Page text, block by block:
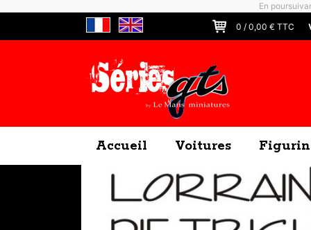
En
0 / 0,00 € TTC
Accueil Voitures